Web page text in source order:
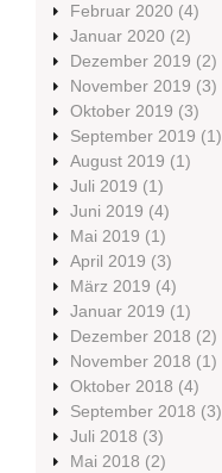
Februar 2020 (4)
Januar 2020 (2)
Dezember 2019 (2)
November 2019 (3)
Oktober 2019 (3)
September 2019 (1)
August 2019 (1)
Juli 2019 (1)
Juni 2019 (4)
Mai 2019 (1)
April 2019 (3)
März 2019 (4)
Januar 2019 (1)
Dezember 2018 (2)
November 2018 (1)
Oktober 2018 (4)
September 2018 (3)
Juli 2018 (3)
Mai 2018 (2)